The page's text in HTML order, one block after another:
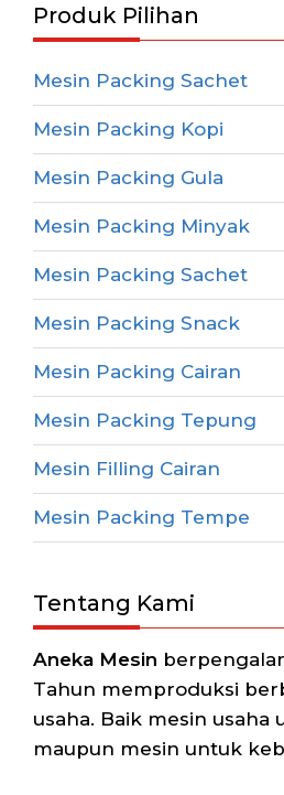
Produk Pilihan
Mesin Packing Sachet
Mesin Packing Kopi
Mesin Packing Gula
Mesin Packing Minyak
Mesin Packing Sachet
Mesin Packing Snack
Mesin Packing Cairan
Mesin Packing Tepung
Mesin Filling Cairan
Mesin Packing Tempe
Tentang Kami
Aneka Mesin
Tahun memproduksi
usaha. Baik mesin usaha
maupun mesin untuk